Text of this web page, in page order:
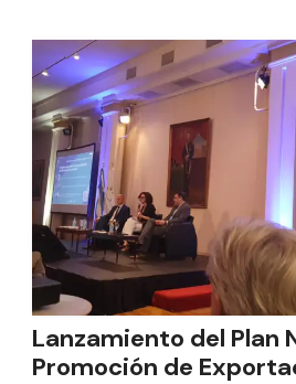
Lanzamiento del Plan
Promoción de